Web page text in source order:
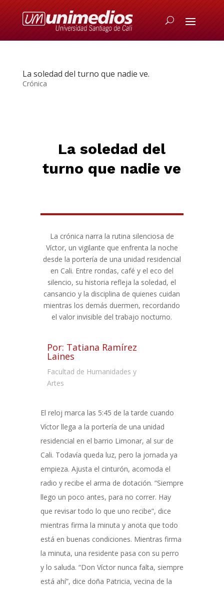
La soledad del turno que nadie ve.
Crónica
La soledad del
turno que nadie ve
La crónica narra la rutina silenciosa de
Víctor, un vigilante que enfrenta la noche
desde la portería de una unidad residencial
en Cali. Entre rondas, café y el eco del
silencio, su historia refleja la soledad, el
cansancio y la disciplina de quienes cuidan
mientras los demás duermen, recordando
el valor invisible del trabajo nocturno.
Por: Tatiana Ramírez
Laines
Facultad de Humanidades y
Artes
El reloj marca las 5:45 de la tarde cuando
Víctor llega a la portería de una unidad
residencial en el barrio Limonar, al sur de
Cali. Todavía queda luz, pero la jornada ya
empieza. Ajusta el cinturón, acomoda el
radio y recibe el arma de dotación. “Siempre
llego un poco antes, para no correr. Hay
que revisar todo lo que uno recibe”, dice
mientras firma la minuta y anota que todo
está en buenas condiciones. Mientras firma
la minuta, una residente pasa con su perro
y lo saluda. “Don Víctor nunca falta, siempre
está ahí”, dice doña Patricia, vecina de la